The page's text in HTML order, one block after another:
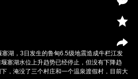
湖，3日发生的鲁甸6.5级地震造成牛栏江发
塞湖水位上升趋势已经停止，但没有下降趋
，淹没了三个村庄和一个温泉渡假村，目前大